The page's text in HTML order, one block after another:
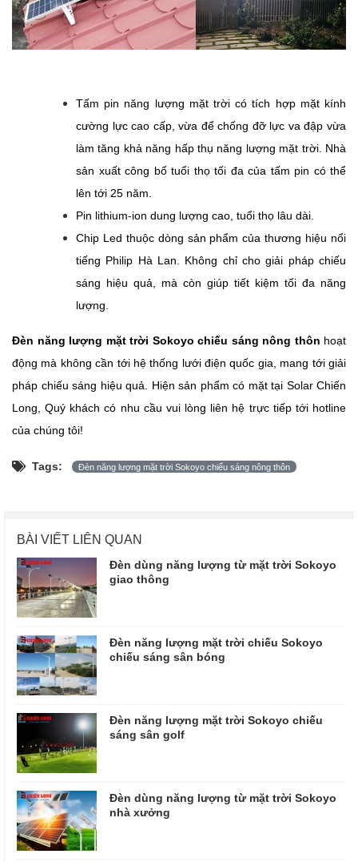
Tấm pin năng lượng mặt trời có tích hợp mặt kính
cường lực cao cấp, vừa để chống đỡ lực va đập vừa
làm tăng khả năng hấp thụ năng lượng mặt trời. Nhà
sản xuất công bố tuổi thọ tối đa của tấm pin có thể
lên tới 25 năm.
Pin lithium-ion dung lượng cao, tuổi thọ lâu dài.
Chip Led thuộc dòng sản phẩm của thương hiệu nổi
tiếng Philip Hà Lan. Không chỉ cho giải pháp chiếu
sáng hiệu quả, mà còn giúp tiết kiệm tối đa năng
lượng.
Đèn năng lượng mặt trời Sokoyo chiếu sáng nông thôn hoạt
động mà không cần tới hệ thống lưới điện quốc gia, mang tới giải
pháp chiếu sáng hiệu quả. Hiện sản phẩm có mặt tại Solar Chiến
Long, Quý khách có nhu cầu vui lòng liên hệ trực tiếp tới hotline
của chúng tôi!
Tags: Đèn năng lượng mặt trời Sokoyo chiếu sáng nông thôn
BÀI VIẾT LIÊN QUAN
Đèn dùng năng lượng từ mặt trời Sokoyo
giao thông
Đèn năng lượng mặt trời chiếu Sokoyo
chiếu sáng sân bóng
Đèn năng lượng mặt trời Sokoyo chiếu
sáng sân golf
Đèn dùng năng lượng từ mặt trời Sokoyo
nhà xưởng